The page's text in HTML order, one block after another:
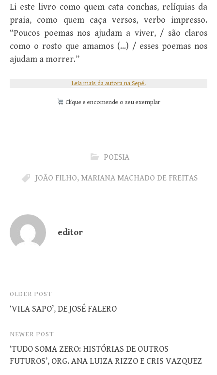
Li este livro como quem cata conchas, relíquias da
praia, como quem caça versos, verbo impresso.
“Poucos poemas nos ajudam a viver, / são claros
como o rosto que amamos (…) / esses poemas nos
ajudam a morrer.”
Leia mais da autora na Sepé.
Clique e encomende o seu exemplar
POESIA
JOÃO FILHO, MARIANA MACHADO DE FREITAS
editor
Post
navigation
OLDER POST
‘VILA SAPO’, DE JOSÉ FALERO
NEWER POST
‘TUDO SOMA ZERO: HISTÓRIAS DE OUTROS
FUTUROS’, ORG. ANA LUIZA RIZZO E CRIS VAZQUEZ